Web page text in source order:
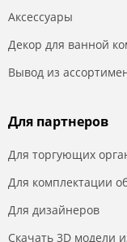
Аксессуары
Декор для ванной
Вывод из
Для партнеров
Для торгующих
Для комплектации
Для дизайнеров
Скачать 3D модели